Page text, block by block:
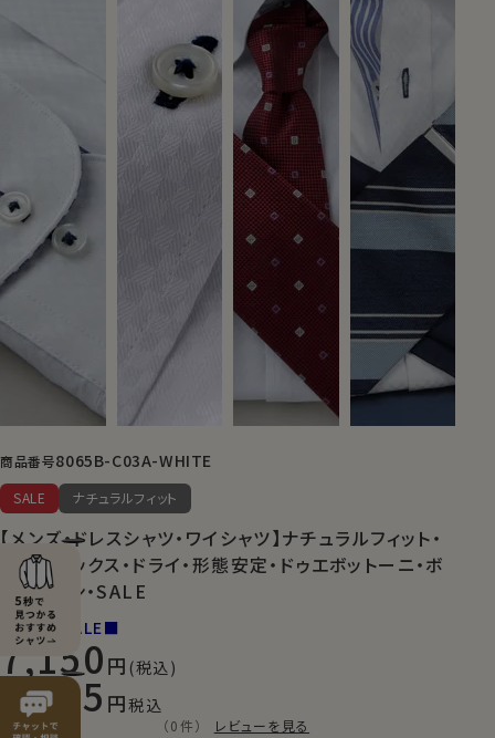
商品番号8065B-C03A-WHITE
SALE ナチュラルフィット
【メンズ・ドレスシャツ・ワイシャツ】ナチュラルフィット・
クールマックス・ドライ・形態安定・ドゥエボットーニ・ボ
タンダウン・SALE
■NEW SALE■
7,150 (税込)
5,005 税込
（0件） レビューを見る